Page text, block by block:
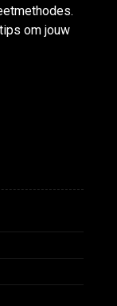
om jouw